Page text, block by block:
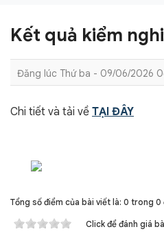
Kết quả kiểm
Đăng lúc Thứ ba - 09/06/2026
Chi tiết và tải về TẠI ĐÂY
Tổng số điểm của bài viết là: 0 trong 0
Click để đánh giá